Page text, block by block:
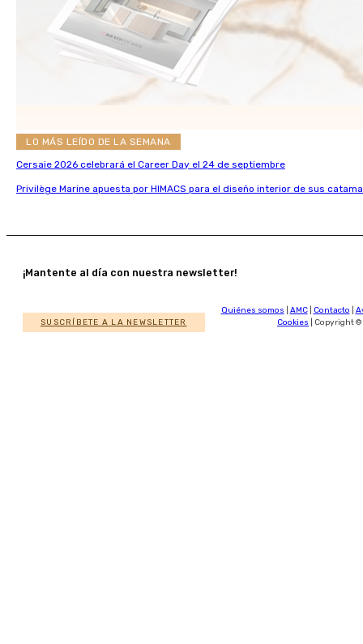
LO MÁS LEÍDO DE LA SEMANA
Cersaie 2026 celebrará el Career Day el 24 de septiembre
Privilège Marine apuesta por HIMACS para el diseño interior de sus
¡Mantente al día con nuestra newsletter!
SUSCRÍBETE A LA NEWSLETTER
Quiénes somos AMC| Contacto
Cookies | Copyright